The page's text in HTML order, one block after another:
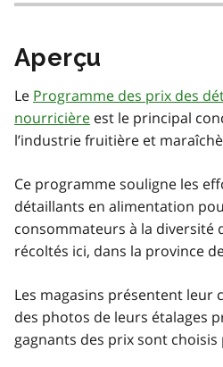
Aperçu
Le Programme des prix des
nourricière est le principal
l’industrie fruitière et
Ce programme souligne les
détaillants en alimentation
consommateurs à la diversité
récoltés ici, dans la province
Les magasins présentent leur
des photos de leurs étalages
gagnants des prix sont